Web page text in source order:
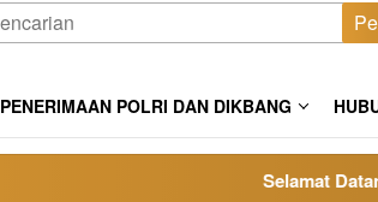
PENERIMAAN POLRI DAN DIKBANG
Selamat Datang